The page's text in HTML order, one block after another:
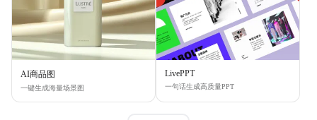
AI商品图
一键生成海量场景图
LivePPT
一句话生成高质量PPT